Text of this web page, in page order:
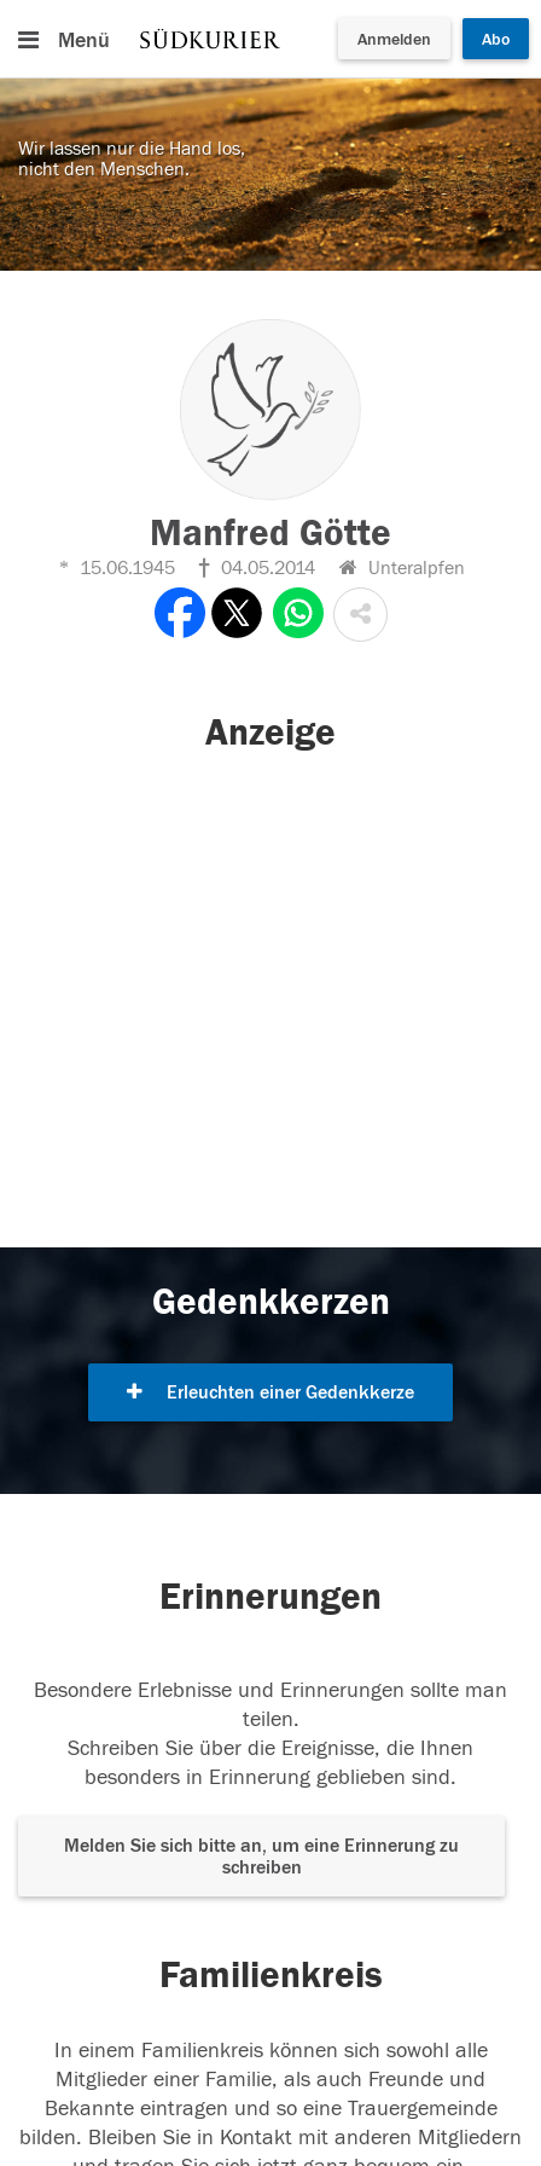
Menü Anmelden Abo
Wir lassen nur die Hand los,
nicht den Menschen.
Manfred Götte
15.06.1945 04.05.2014 Unteralpfen
Anzeige
Gedenkkerzen
Erleuchten einer Gedenkkerze
Erinnerungen
Besondere Erlebnisse und Erinnerungen sollte man
teilen.
Schreiben Sie über die Ereignisse, die Ihnen
besonders in Erinnerung geblieben sind.
Melden Sie sich bitte an, um eine Erinnerung zu
schreiben
Familienkreis
In einem Familienkreis können sich sowohl alle
Mitglieder einer Familie, als auch Freunde und
Bekannte eintragen und so eine Trauergemeinde
bilden. Bleiben Sie in Kontakt mit anderen Mitgliedern